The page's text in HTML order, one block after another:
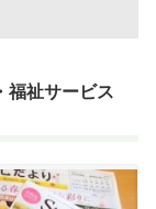
福祉サービス